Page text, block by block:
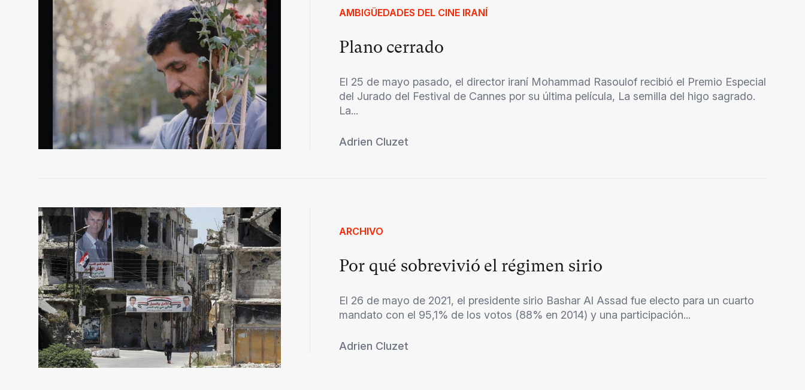
AMBIGÜEDADES DEL CINE IRANÍ
Plano cerrado
El 25 de mayo pasado, el director iraní Mohammad Rasoulof recibió el Premio Especial
del Jurado del Festival de Cannes por su última película, La semilla del higo sagrado.
La...
Adrien Cluzet
ARCHIVO
Por qué sobrevivió el régimen sirio
El 26 de mayo de 2021, el presidente sirio Bashar Al Assad fue electo para un cuarto
mandato con el 95,1% de los votos (88% en 2014) y una participación...
Adrien Cluzet